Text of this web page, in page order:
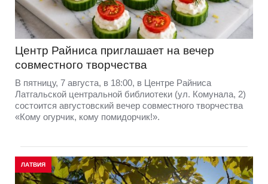
Центр Райниса приглашает на вечер
совместного творчества
В пятницу, 7 августа, в 18:00, в Центре Райниса
Латгальской центральной библиотеки (ул. Комунала, 2)
состоится августовский вечер совместного творчества
«Кому огурчик, кому помидорчик!».
ЛАТВИЯ